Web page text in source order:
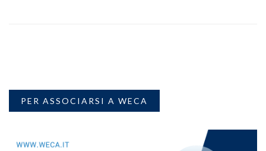
PER ASSOCIARSI A WECA